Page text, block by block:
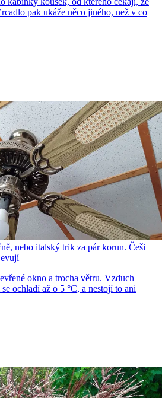
pak ukáže něco jiného, než v co
nebo italský trik za pár korun. Češi
okno a trocha větru. Vzduch
ochladí až o 5 °C, a nestojí to ani